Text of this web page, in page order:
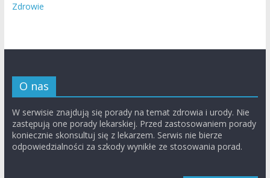
Zdrowie
O nas
W serwisie znajdują się porady na temat zdrowia i urody. Nie
zastępują one porady lekarskiej. Przed zastosowaniem porady
koniecznie skonsultuj się z lekarzem. Serwis nie bierze
odpowiedzialności za szkody wynikłe ze stosowania porad.